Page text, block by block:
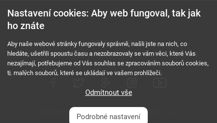
O nás RSS feed
Reklama
Podmínky použití a ochrana soukromí
Cookies Kariéra
Copyright © 2000 - 2026 NetComp, spol. s r.o.
Všechna práva vyhrazena.
Nastavení cookies: Aby web fungoval, tak jak
ho znáte
Aby naše webové stránky fungovaly správně, našli jste na nich, co
hledáte, ušetřili spoustu času a nezobrazovaly se vám věci, které Vás
nezajímají, potřebujeme od Vás souhlas se zpracováním souborů cookies,
tj. malých souborů, které se ukládají ve vašem prohlížeči.
Odmítnout vše
Podrobné nastavení